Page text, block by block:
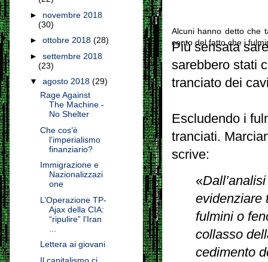
Alcuni hanno detto che
conto del fatto che i
Più sensata
sarebbero stati
tranciato dei
Escludendo i
tranciati.
scrive:
«
evidenziare
fulmini o
collasso
cedimento
► novembre 2018
(30)
► ottobre 2018 (28)
► settembre 2018
(23)
▼ agosto 2018 (29)
Rage Against
The Machine -
No Shelter
Che cos’è
l’imperialismo
finanziario?
Immigrazione e
Nazionalizzazi
one
L’Operazione TP-
Ajax della CIA:
“ripulire” l’Iran
Lettera ai giovani